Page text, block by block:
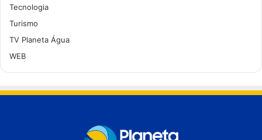
Tecnologia
Turismo
TV Planeta Água
WEB